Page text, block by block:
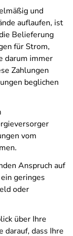
und
auflaufen, ist
Belieferung
für Strom,
darum immer
Zahlungen
beglichen
vom
Anspruch auf
geringes
oder
über Ihre
darauf, dass Ihre